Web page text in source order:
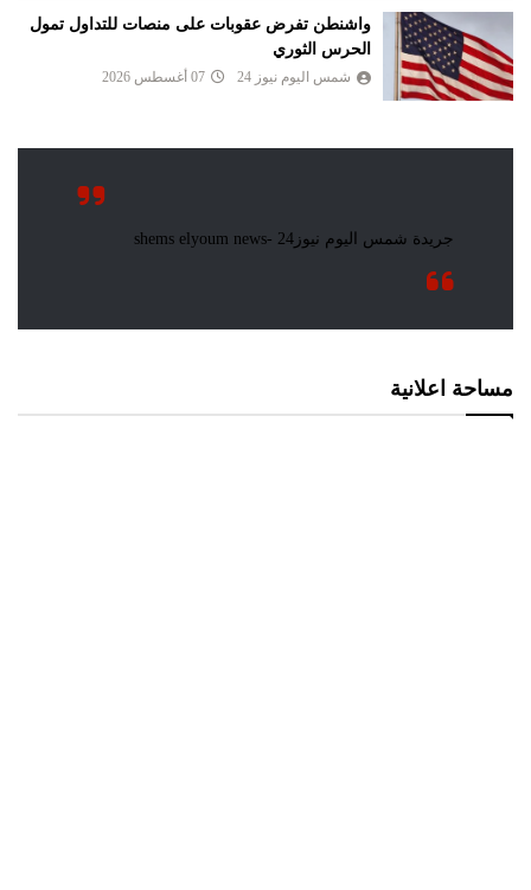
واشنطن تفرض عقوبات على منصات للتداول تمول
الحرس الثوري
شمس اليوم نيوز 24 07 أغسطس 2026
مساحة اعلانية